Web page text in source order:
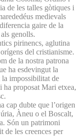
de les talles gòtiques i
medievals
gaire de la
genolls.
pirinencs, aglutina
del cristianisme.
de la nostra patrona
ha esdevingut la
la impossibilitat de
ha proposat Mari etxea,
cap dubte que l’origen
Àneu o el Boscalt,
Són un patrimoni
de les creences per